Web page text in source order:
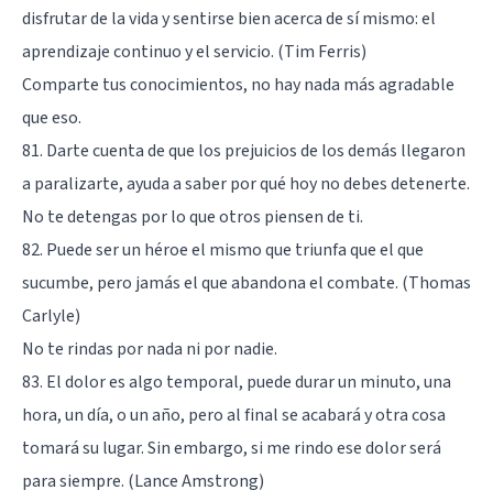
disfrutar de la vida y sentirse bien acerca de sí mismo: el
aprendizaje continuo y el servicio. (Tim Ferris)
Comparte tus conocimientos, no hay nada más agradable
que eso.
81. Darte cuenta de que los prejuicios de los demás llegaron
a paralizarte, ayuda a saber por qué hoy no debes detenerte.
No te detengas por lo que otros piensen de ti.
82. Puede ser un héroe el mismo que triunfa que el que
sucumbe, pero jamás el que abandona el combate. (Thomas
Carlyle)
No te rindas por nada ni por nadie.
83. El dolor es algo temporal, puede durar un minuto, una
hora, un día, o un año, pero al final se acabará y otra cosa
tomará su lugar. Sin embargo, si me rindo ese dolor será
para siempre. (Lance Amstrong)